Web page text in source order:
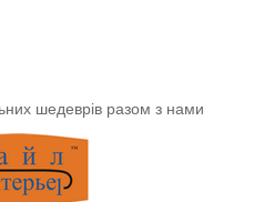
шедеврів разом з нами